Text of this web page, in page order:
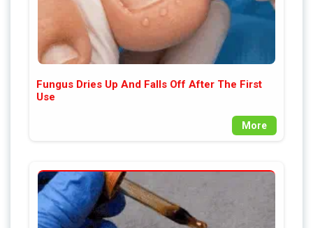
Fungus Dries Up And Falls Off After The First
Use
More